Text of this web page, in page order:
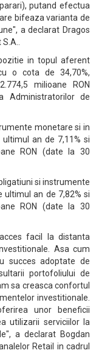
putand efectua
bifeaza varianta de
a declarat Dragos
in topul aferent
o cota de 34,70%,
milioane RON
Administratorilor de
monetare si in
an de 7,11% si
RON (date la 30
si instrumente
an de 7,82% si
RON (date la 30
facil la distanta
Asa cum
succes adoptate de
portofoliului de
sa creasca confortul
investitionale.
unor beneficii
utilizarii serviciilor la
a declarat Bogdan
Retail in cadrul